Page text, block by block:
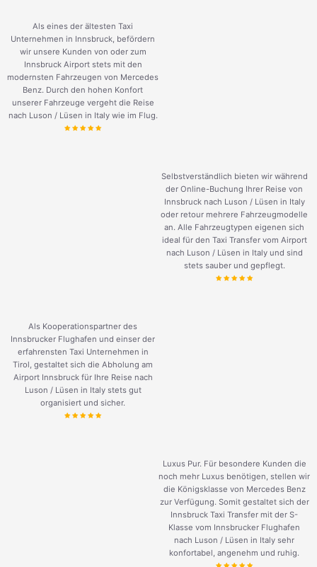
Als eines der ältesten Taxi
Unternehmen in Innsbruck, befördern
wir unsere Kunden von oder zum
Innsbruck Airport stets mit den
modernsten Fahrzeugen von Mercedes
Benz. Durch den hohen Konfort
unserer Fahrzeuge vergeht die Reise
nach Luson / Lüsen in Italy wie im Flug.
Selbstverständlich bieten wir während
der Online-Buchung Ihrer Reise von
Innsbruck nach Luson / Lüsen in Italy
oder retour mehrere Fahrzeugmodelle
an. Alle Fahrzeugtypen eigenen sich
ideal für den Taxi Transfer vom Airport
nach Luson / Lüsen in Italy und sind
stets sauber und gepflegt.
Als Kooperationspartner des
Innsbrucker Flughafen und einser der
erfahrensten Taxi Unternehmen in
Tirol, gestaltet sich die Abholung am
Airport Innsbruck für Ihre Reise nach
Luson / Lüsen in Italy stets gut
organisiert und sicher.
Luxus Pur. Für besondere Kunden die
noch mehr Luxus benötigen, stellen wir
die Königsklasse von Mercedes Benz
zur Verfügung. Somit gestaltet sich der
Innsbruck Taxi Transfer mit der S-
Klasse vom Innsbrucker Flughafen
nach Luson / Lüsen in Italy sehr
konfortabel, angenehm und ruhig.